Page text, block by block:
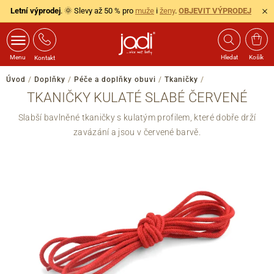
Letní výprodej. 🌞 Slevy až 50 % pro muže i ženy. OBJEVIT VÝPRODEJ
Menu Kontakt Hledat Košík
Úvod / Doplňky / Péče a doplňky obuvi / Tkaničky /
TKANIČKY KULATÉ SLABÉ ČERVENÉ
Slabší bavlněné tkaničky s kulatým profilem, které dobře drží
zavázání a jsou v červené barvě.